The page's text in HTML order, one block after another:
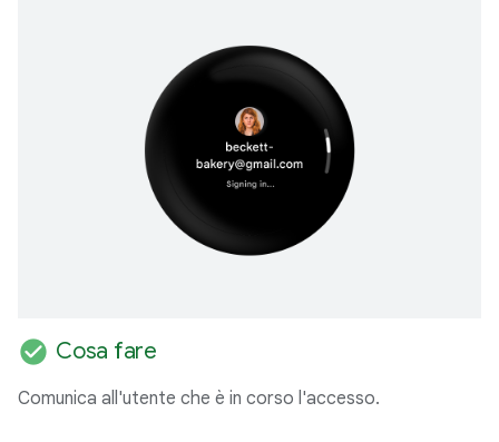
check_circle Cosa fare
Comunica all'utente che è in corso l'accesso.